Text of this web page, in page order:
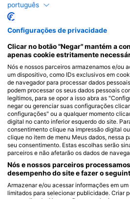
Perca
382 Avistamentos
J F M A M J J A S O N D J F M
Centros de Mergulho que
este Ponto de Mergulho
Endless Diving,
www.endlessdiving.nl
Buurtscheuterlaan 52b, 6711HW
Ede, PaÍses Baixos
GX
português
Configurações de privacidade
Clicar no botão "Negar" mantém a
apenas cookie estritamente
Nós e nossos parceiros armazenamos e/ou
um dispositivo, como IDs exclusivos em
de navegador para processar dados
podem processar os seus dados pessoais
legítimos, para se opor a isso abra as
negar ou gerenciar suas configurações
configurações" ou a qualquer momento
digital no canto inferior esquerdo do site.
consentimento clique na impressão digital
clique no item de menu Meus dados, nessa
seu consentimento. Estas escolhas serão
parceiros e não afetarão os dados de
Nós e nossos parceiros
desempenho do site e fazer o
Armazenar e/ou acessar informações em
limitados para selecionar publicidade. Criar